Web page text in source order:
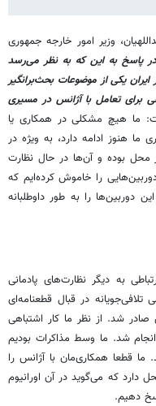
وزیر امور خارجه جمهوری‌
در پاسخ به این که به نظر می‌رسد
ایران یکی از موضوعات بحث‌برانگیر
برای تعامل با آژانس در مسیری
ما هیچ مشکلی در همکاری یا
ما هنوز ادامه دارد، به ویژه در
محل بوده و آن‌ها در حال نظارت
را خاموش کرده‌ایم که
دوربین‌ها را به طور داوطلبانه
به دیگر نظارت‌های پادمانی
تلافی‌جویانه در قبال قطعنامه‌ای
شد. از نظر ما کار اشتباهی
شد. ما وسط مذاکرات بودیم
ما قطعا همکاری‌مان با آژانس را
دارد که می‌گوید در آن اورانیوم
دهیم.